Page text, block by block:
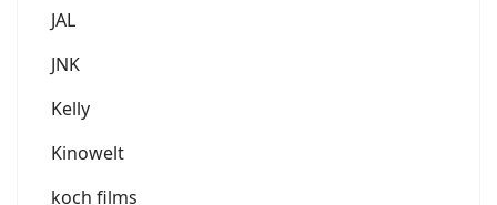
JAL
JNK
Kelly
Kinowelt
koch films